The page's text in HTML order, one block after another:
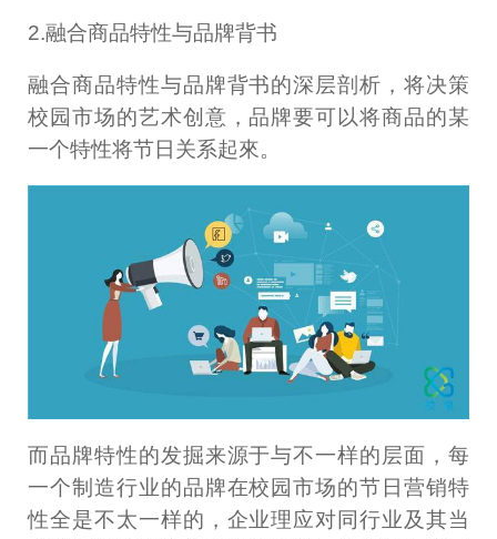
2.融合商品特性与品牌背书
融合商品特性与品牌背书的深层剖析，将决策
校园市场的艺术创意，品牌要可以将商品的某
一个特性将节日关系起來。
而品牌特性的发掘来源于与不一样的层面，每
一个制造行业的品牌在校园市场的节日营销特
性全是不太一样的，企业理应对同行业及其当